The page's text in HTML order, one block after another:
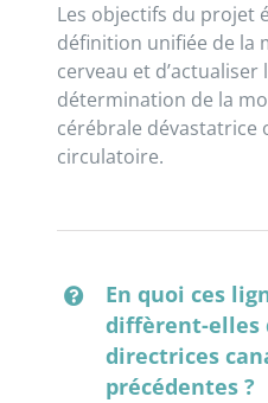
Les objectifs du projet
définition unifiée de la
cerveau et d’actualiser
détermination de la
cérébrale dévastatrice
circulatoire.
En quoi ces
diffèrent-elles
directrices
précédentes ?